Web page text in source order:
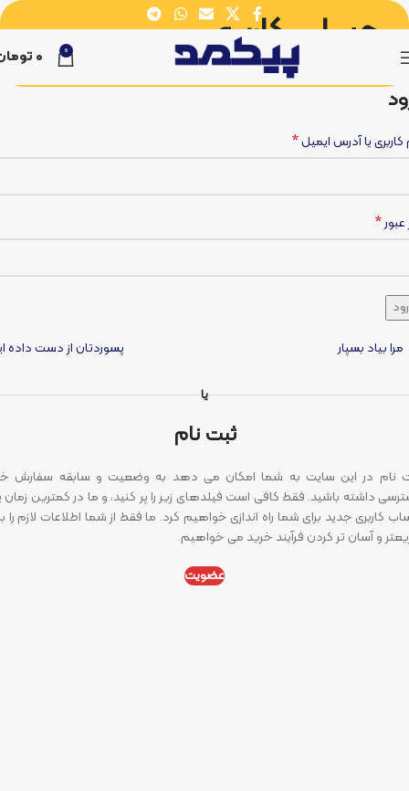
0
0 حساب کاربری
حساب کاربری
کاربری یا آدرس ایمیل*
عبور*
پسوردتان از دست داده مرا بیاد بسپار
یا
ثبت نام
نام در این سایت به شما امکان می دهد به وضعیت و سابقه سفارش
داشته باشید. فقط کافی است فیلدهای زیر را پر کنید، و ما در کمترین
کاربری جدید برای شما راه اندازی خواهیم کرد. ما فقط از شما اطلاعات لازم را
و آسان تر کردن فرآیند خرید می خواهیم.
عضویت